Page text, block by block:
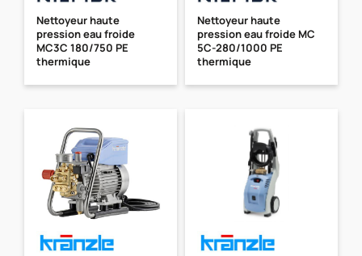
Nettoyeur haute
pression eau froide
MC3C 180/750 PE
thermique
Nettoyeur haute
pression eau froide MC
5C-280/1000 PE
thermique